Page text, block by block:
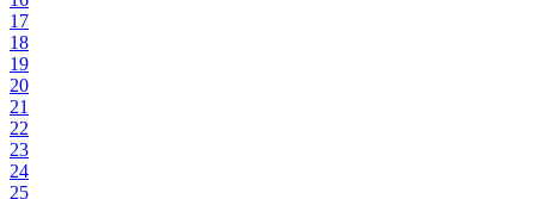
17
18
19
20
21
22
23
24
25